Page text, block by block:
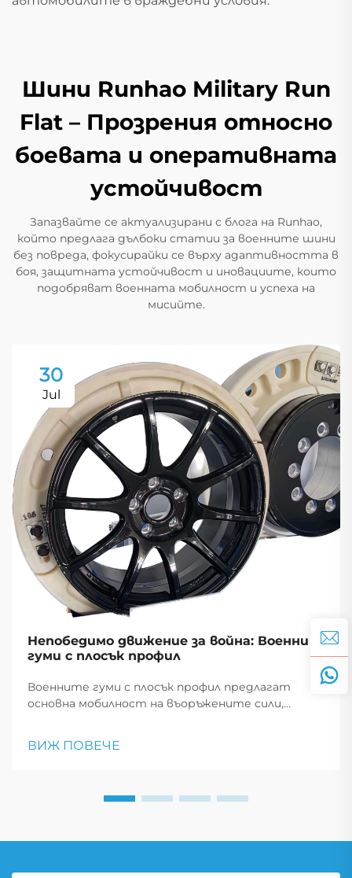
Шини Runhao Military Run
Flat – Прозрения относно
боевата и оперативната
устойчивост
Запазвайте се актуализирани с блога на Runhao,
който предлагa дълбоки статии за военните шини
без повреда, фокусирайки се върху адаптивността в
боя, защитната устойчивост и иновациите, които
подобряват военната мобилност и успеха на
мисийте.
30
Jul
Непобедимо движение за война: Военни
гуми с плосък профил
Военните гуми с плосък профил предлагат
основна мобилност на въоръжените сили,
от съществено значение за тактически
ВИЖ ПОВЕЧЕ